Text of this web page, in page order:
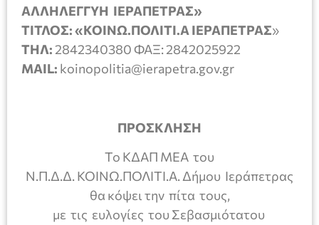
ΑΛΛΗΛΕΓΓΥΗ ΙΕΡΑΠΕΤΡΑΣ»
ΤΙΤΛΟΣ: «ΚΟΙΝΩ.ΠΟΛΙΤΙ.Α ΙΕΡΑΠΕΤΡΑΣ»
ΤΗΛ: 2842340380 ΦΑΞ: 2842025922
MAIL: koinopolitia@ierapetra.gov.gr
ΠΡΟΣΚΛΗΣΗ
Το ΚΔΑΠ ΜΕΑ του
Ν.Π.Δ.Δ. ΚΟΙΝΩ.ΠΟΛΙΤΙ.Α. Δήμου Ιεράπετρας
θα κόψει την πίτα τους,
με τις ευλογίες του Σεβασμιότατου